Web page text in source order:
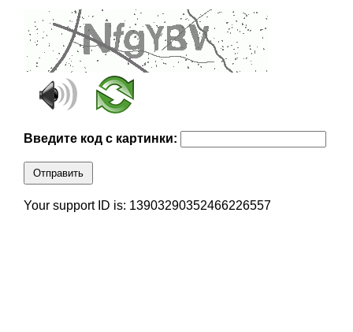
Введите код с картинки:
Отправить
Your support ID is: 13903290352466226557